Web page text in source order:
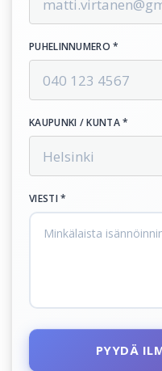
PUHELINNUMERO *
KAUPUNKI / KUNTA *
VIESTI *
PYYDÄ